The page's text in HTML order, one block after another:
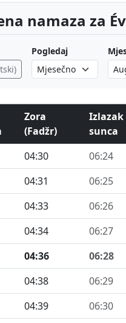
namaza za
Pogledaj
Zora
(Fadžr)
Izlazak
sunca
04:30 06:24
04:31 06:25
04:33 06:26
04:34 06:27
04:36 06:28
04:38 06:29
04:39 06:30